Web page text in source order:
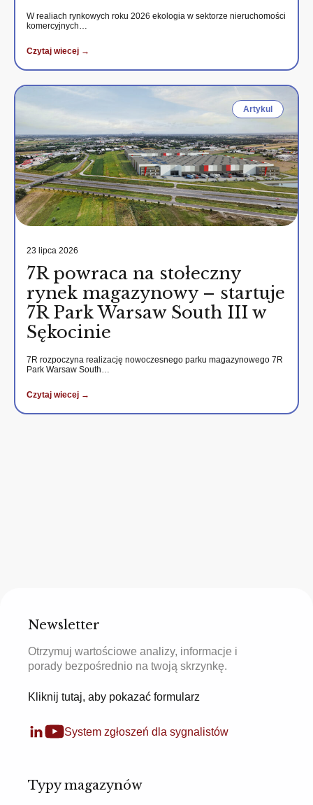
W realiach rynkowych roku 2026 ekologia w sektorze nieruchomości
komercyjnych…
Czytaj wiecej →
Artykul
23 lipca 2026
7R powraca na stołeczny
rynek magazynowy – startuje
7R Park Warsaw South III w
Sękocinie
7R rozpoczyna realizację nowoczesnego parku magazynowego 7R
Park Warsaw South…
Czytaj wiecej →
Newsletter
Otrzymuj wartościowe analizy, informacje i
porady bezpośrednio na twoją skrzynkę.
Kliknij tutaj, aby pokazać formularz
System zgłoszeń dla sygnalistów
Typy magazynów